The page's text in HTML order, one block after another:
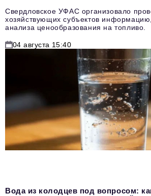
Свердловское УФАС организовало
хозяйствующих субъектов
анализа ценообразования на топливо.
04 августа 15:40
Вода из колодцев под вопросом: